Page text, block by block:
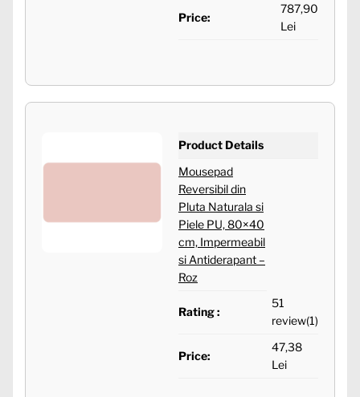
Price:
787,90
Lei
Product Details
Mousepad
Reversibil din
Pluta Naturala si
Piele PU, 80×40
cm, Impermeabil
si Antiderapant –
Roz
Rating :
51
review(1)
Price:
47,38
Lei